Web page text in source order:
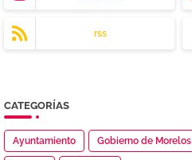
rss
CATEGORÍAS
Ayuntamiento Gobierno de Morelos